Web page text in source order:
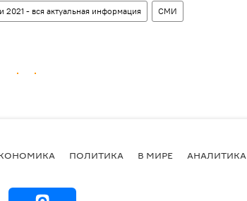
- вся актуальная информация СМИ
ПОЛИТИКА В МИРЕ АНАЛИТИКА